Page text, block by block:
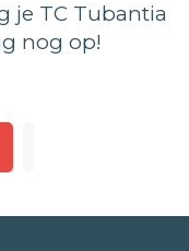
je TC Tubantia
nog op!